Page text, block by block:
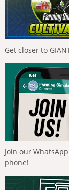
Get closer to
Join our
phone!